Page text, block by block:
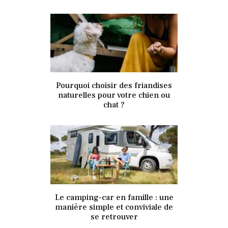
346Views 0Likes
Pourquoi choisir des friandises
naturelles pour votre chien ou
chat ?
342 Views 0Likes
Le camping-car en famille : une
manière simple et conviviale de
se retrouver